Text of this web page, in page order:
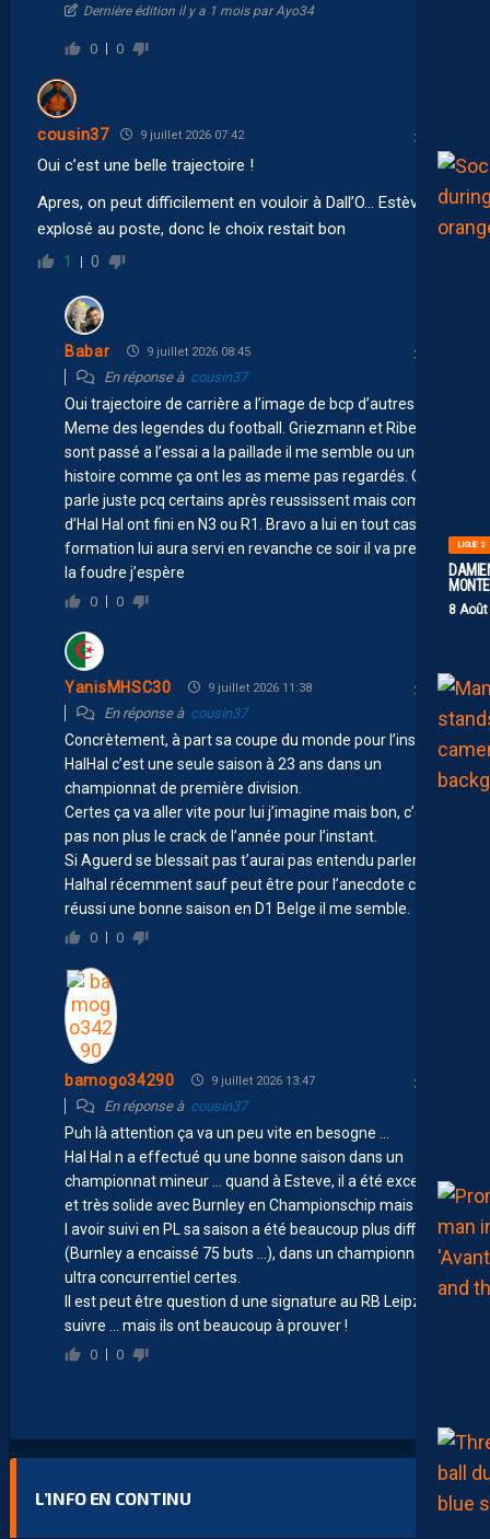
LIGUE 2
8
Dernière édition il y a 1 mois par Ayo34
0 0
cousin37 9 juillet 2026 07:42
Oui c’est une belle trajectoire !
Apres, on peut difficilement en vouloir à Dall’O… Estève a
explosé au poste, donc le choix restait bon
1 0
Babar 9 juillet 2026 08:45
En réponse à cousin37
Oui trajectoire de carrière a l’image de bcp d’autres…
Meme des legendes du football. Griezmann et Ribery
sont passé a l’essai a la paillade il me semble ou une
histoire comme ça ont les as meme pas regardés. On en
parle juste pcq certains après reussissent mais combien
d’Hal Hal ont fini en N3 ou R1. Bravo a lui en tout cas. Sa
formation lui aura servi en revanche ce soir il va prendre
la foudre j’espère
0 0
YanisMHSC30 9 juillet 2026 11:38
En réponse à cousin37
Concrètement, à part sa coupe du monde pour l’instant
HalHal c’est une seule saison à 23 ans dans un
championnat de première division.
Certes ça va aller vite pour lui j’imagine mais bon, c’est
pas non plus le crack de l’année pour l’instant.
Si Aguerd se blessait pas t’aurai pas entendu parler de
Halhal récemment sauf peut être pour l’anecdote car il a
réussi une bonne saison en D1 Belge il me semble.
0 0
bamogo34290 9 juillet 2026 13:47
En réponse à cousin37
Puh là attention ça va un peu vite en besogne …
Hal Hal n a effectué qu une bonne saison dans un
championnat mineur … quand à Esteve, il a été excellent
et très solide avec Burnley en Championschip mais pour
l avoir suivi en PL sa saison a été beaucoup plus difficile
(Burnley a encaissé 75 buts …), dans un championnat
ultra concurrentiel certes.
Il est peut être question d une signature au RB Leipzig, à
suivre … mais ils ont beaucoup à prouver !
0 0
L’INFO EN CONTINU